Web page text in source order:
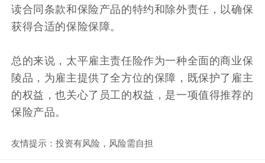
读合同条款和保险产品的特约和除外责任，以确保
获得合适的保险保障。
总的来说，太平雇主责任险作为一种全面的商业保
陵品，为雇主提供了全方位的保障，既保护了雇主
的权益，也关心了员工的权益，是一项值得推荐的
保险产品。
友情提示：投资有风险，风险需自担